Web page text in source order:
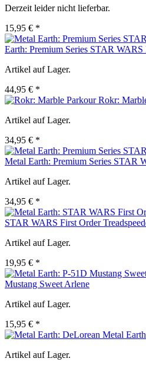
Derzeit leider nicht lieferbar.
15,95 € *
Earth: Premium Series STAR WARS
Artikel auf Lager.
44,95 € *
Rokr:
Artikel auf Lager.
34,95 € *
Metal Earth: Premium Series STAR
Artikel auf Lager.
34,95 € *
STAR WARS First Order
Artikel auf Lager.
19,95 € *
Mustang Sweet Arlene
Artikel auf Lager.
15,95 € *
Metal
Artikel auf Lager.